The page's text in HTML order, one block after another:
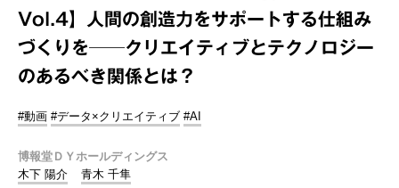
Vol.4】人間の創造力をサポートする仕組み
づくりを──クリエイティブとテクノロジー
のあるべき関係とは？
#動画 #データ×クリエイティブ #AI
博報堂ＤＹホールディングス
木下 陽介
青木 千隼